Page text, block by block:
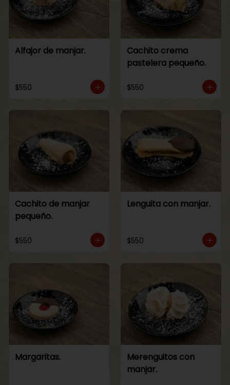
Alfajor de manjar.
$550
Cachito crema
pastelera pequeño.
$550
Cachito de manjar
pequeño.
$550
Lenguita con manjar.
$550
Margaritas.
Merenguitos con
manjar.